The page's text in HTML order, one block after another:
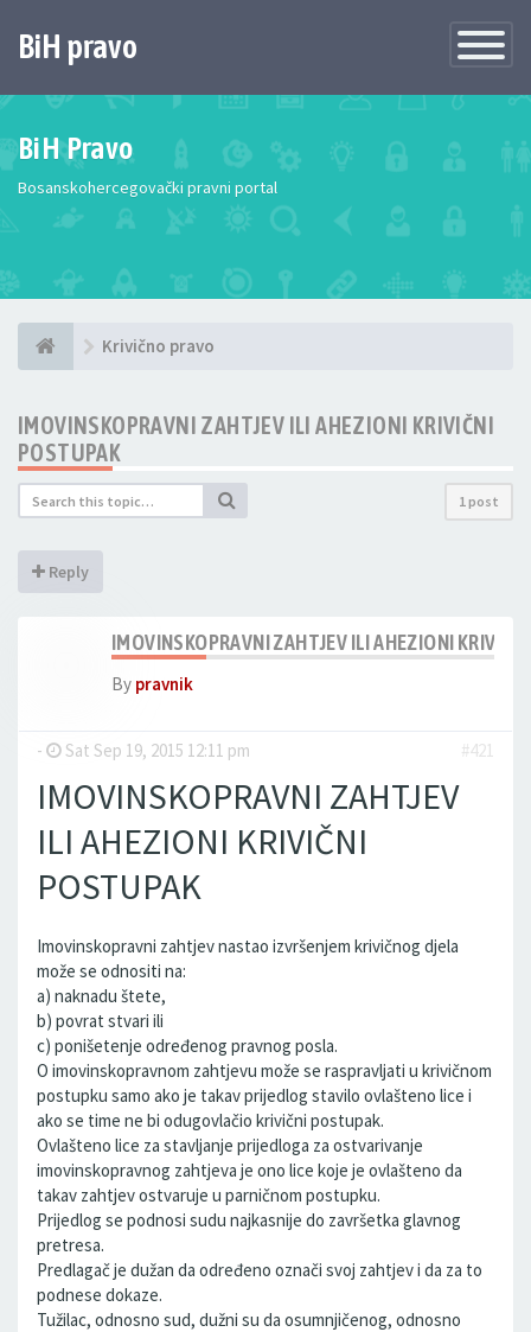
Toggle
BiH pravo
BiH Pravo
Bosanskohercegovački pravni portal
Krivično pravo
IMOVINSKOPRAVNI ZAHTJEV ILI AHEZIONI KRIVIČNI
POSTUPAK
1 post
Reply
IMOVINSKOPRAVNI ZAHTJEV ILI AHEZIONI
By pravnik
- Sat Sep 19, 2015 12:11 pm #421
IMOVINSKOPRAVNI ZAHTJEV
ILI AHEZIONI KRIVIČNI
POSTUPAK
Imovinskopravni zahtjev nastao izvršenjem krivičnog djela
može se odnositi na:
a) naknadu štete,
b) povrat stvari ili
c) ponišetenje određenog pravnog posla.
O imovinskopravnom zahtjevu može se raspravljati u krivičnom
postupku samo ako je takav prijedlog stavilo ovlašteno lice i
ako se time ne bi odugovlačio krivični postupak.
Ovlašteno lice za stavljanje prijedloga za ostvarivanje
imovinskopravnog zahtjeva je ono lice koje je ovlašteno da
takav zahtjev ostvaruje u parničnom postupku.
Prijedlog se podnosi sudu najkasnije do završetka glavnog
pretresa.
Predlagač je dužan da određeno označi svoj zahtjev i da za to
podnese dokaze.
Tužilac, odnosno sud, dužni su da osumnjičenog, odnosno